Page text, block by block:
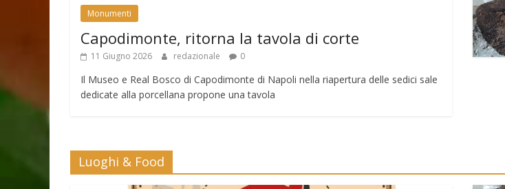
Monumenti
Capodimonte, ritorna la tavola di corte
11 Giugno 2026 redazionale 0
Il Museo e Real Bosco di Capodimonte di Napoli nella riapertura delle sedici sale
dedicate alla porcellana propone una tavola
Luoghi & Food